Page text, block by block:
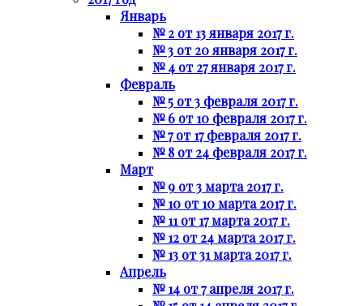
Январь
№ 2 от 13 января 2017 г.
№ 3 от 20 января 2017 г.
№ 4 от 27 января 2017 г.
Февраль
№ 5 от 3 февраля 2017 г.
№ 6 от 10 февраля 2017 г.
№ 7 от 17 февраля 2017 г.
№ 8 от 24 февраля 2017 г.
Март
№ 9 от 3 марта 2017 г.
№ 10 от 10 марта 2017 г.
№ 11 от 17 марта 2017 г.
№ 12 от 24 марта 2017 г.
№ 13 от 31 марта 2017 г.
Апрель
№ 14 от 7 апреля 2017 г.